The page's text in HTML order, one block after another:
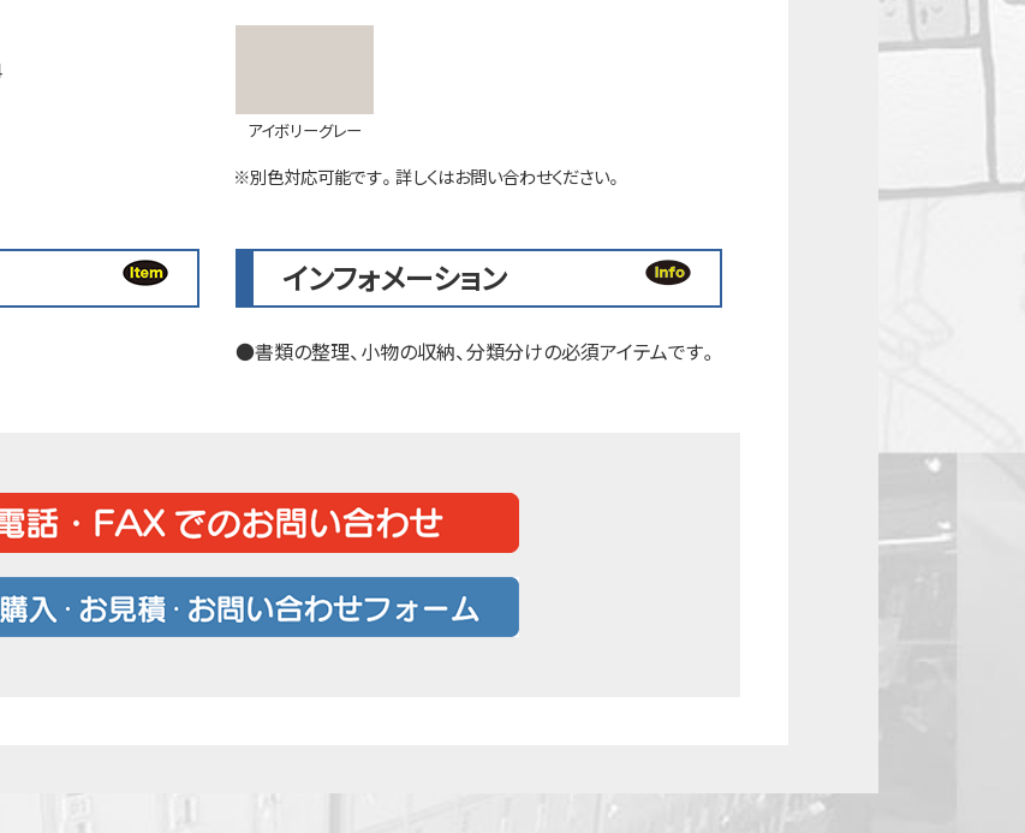
アイボリーグレー
※別色対応可能です。詳しくはお問い合わせください。
インフォメーション
書類の整理、小物の収納、分類分けの必須アイテムです。